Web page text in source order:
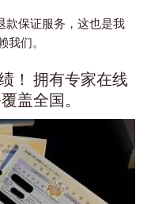
款保证服务，这也是我
们。
！ 拥有专家在线
盖全国。